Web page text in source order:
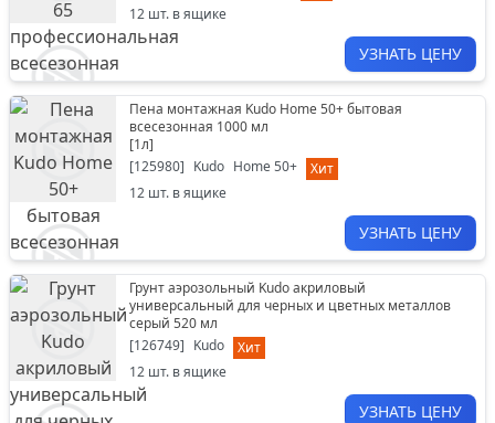
12 шт. в ящике
УЗНАТЬ ЦЕНУ
Пена монтажная Kudo Home 50+ бытовая
всесезонная 1000 мл
[1л]
[125980] Kudo Home 50+
Хит
12 шт. в ящике
УЗНАТЬ ЦЕНУ
Грунт аэрозольный Kudo акриловый
универсальный для черных и цветных металлов
серый 520 мл
[126749] Kudo
Хит
12 шт. в ящике
УЗНАТЬ ЦЕНУ